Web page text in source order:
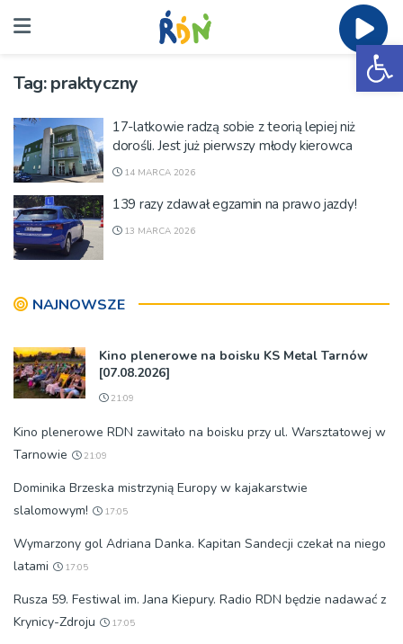
Tag:praktyczny
17-latkowie radzą sobie z teorią lepiej niż
dorośli. Jest już pierwszy młody kierowca
14 MARCA 2026
139 razy zdawał egzamin na prawo jazdy!
13 MARCA 2026
NAJNOWSZE
Kino plenerowe na boisku KS Metal Tarnów
[07.08.2026]
21:09
Kino plenerowe RDN zawitało na boisku przy ul. Warsztatowej w
Tarnowie
21:09
Dominika Brzeska mistrzynią Europy w kajakarstwie
slalomowym!
17:05
Wymarzony gol Adriana Danka. Kapitan Sandecji czekał na niego
latami
17:05
Rusza 59. Festiwal im. Jana Kiepury. Radio RDN będzie nadawać z
Krynicy-Zdroju
17:05